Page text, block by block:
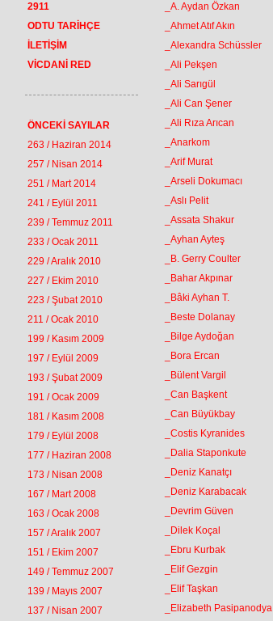
2911
ODTU TARİHÇE
İLETİŞİM
VİCDANİ RED
ÖNCEKİ SAYILAR
263 / Haziran 2014
257 / Nisan 2014
251 / Mart 2014
241 / Eylül 2011
239 / Temmuz 2011
233 / Ocak 2011
229 / Aralık 2010
227 / Ekim 2010
223 / Şubat 2010
211 / Ocak 2010
199 / Kasım 2009
197 / Eylül 2009
193 / Şubat 2009
191 / Ocak 2009
181 / Kasım 2008
179 / Eylül 2008
177 / Haziran 2008
173 / Nisan 2008
167 / Mart 2008
163 / Ocak 2008
157 / Aralık 2007
151 / Ekim 2007
149 / Temmuz 2007
139 / Mayıs 2007
137 / Nisan 2007
_A. Aydan Özkan
_Ahmet Atıf Akın
_Alexandra Schüssler
_Ali Pekşen
_Ali Sarıgül
_Ali Can Şener
_Ali Rıza Arıcan
_Anarkom
_Arif Murat
_Arseli Dokumacı
_Aslı Pelit
_Assata Shakur
_Ayhan Ayteş
_B. Gerry Coulter
_Bahar Akpınar
_Bâki Ayhan T.
_Beste Dolanay
_Bilge Aydoğan
_Bora Ercan
_Bülent Vargil
_Can Başkent
_Can Büyükbay
_Costis Kyranides
_Dalia Staponkute
_Deniz Kanatçı
_Deniz Karabacak
_Devrim Güven
_Dilek Koçal
_Ebru Kurbak
_Elif Gezgin
_Elif Taşkan
_Elizabeth Pasipanodya